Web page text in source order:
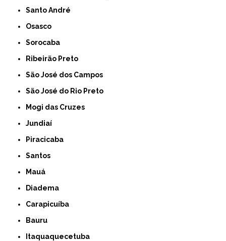
Santo André
Osasco
Sorocaba
Ribeirão Preto
São José dos Campos
São José do Rio Preto
Mogi das Cruzes
Jundiaí
Piracicaba
Santos
Mauá
Diadema
Carapicuíba
Bauru
Itaquaquecetuba